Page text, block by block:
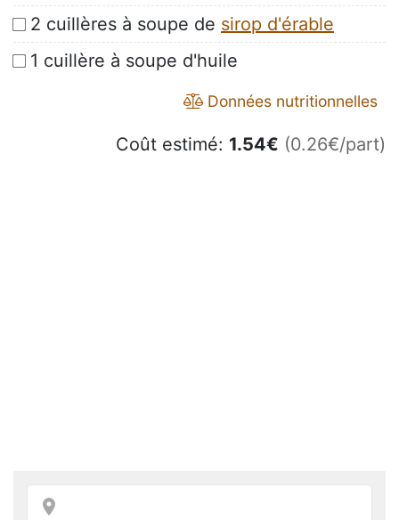
2 cuillères à soupe de sirop d'érable
1 cuillère à soupe d'huile
Données nutritionnelles
Coût estimé: 1.54€ (0.26€/part)